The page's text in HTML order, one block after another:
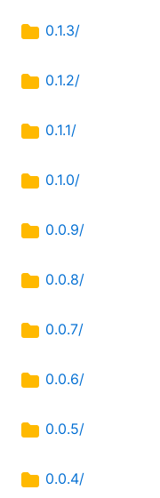
0.1.3/
0.1.2/
0.1.1/
0.1.0/
0.0.9/
0.0.8/
0.0.7/
0.0.6/
0.0.5/
0.0.4/